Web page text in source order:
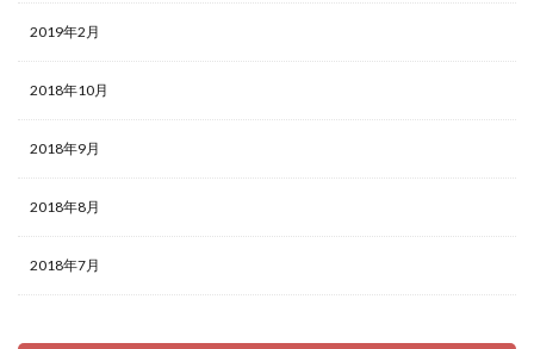
2019年2月
2018年10月
2018年9月
2018年8月
2018年7月